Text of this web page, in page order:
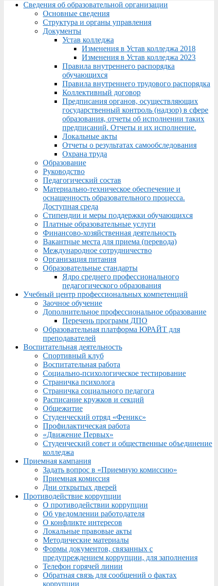
Menu
Сведения об образовательной организации
Основные сведения
Структура и органы управления
Документы
Устав колледжа
Изменения в Устав колледжа 2018
Изменения в Устав колледжа 2023
Правила внутреннего распорядка
обучающихся
Правила внутреннего трудового распорядка
Коллективный договор
Предписания органов, осуществляющих
государственный контроль (надзор) в сфере
образования, отчеты об исполнении таких
предписаний. Отчеты и их исполнение.
Локальные акты
Отчеты о результатах самообследования
Охрана труда
Образование
Руководство
Педагогический состав
Материально-техническое обеспечение и
оснащенность образовательного процесса.
Доступная среда
Стипендии и меры поддержки обучающихся
Платные образовательные услуги
Финансово-хозяйственная деятельность
Вакантные места для приема (перевода)
Международное сотрудничество
Организация питания
Образовательные стандарты
Ядро среднего профессионального
педагогического образования
Учебный центр профессиональных компетенций
Заочное обучение
Дополнительное профессиональное образование
Перечень программ ДПО
Образовательная платформа ЮРАЙТ для
преподавателей
Воспитательная деятельность
Спортивный клуб
Воспитательная работа
Социально-психологическое тестирование
Страничка психолога
Страничка социального педагога
Расписание кружков и секций
Общежитие
Студенческий отряд «Феникс»
Профилактическая работа
«Движение Первых»
Студенческий совет и общественные объединение
колледжа
Приемная кампания
Задать вопрос в «Приемную комиссию»
Приемная комиссия
Дни открытых дверей
Противодействие коррупции
О противодействии коррупции
Об уведомлении работодателя
О конфликте интересов
Локальные правовые акты
Методические материалы
Формы документов, связанных с
предупреждением коррупции, для заполнения
Телефон горячей линии
Обратная связь для сообщений о фактах
коррупции